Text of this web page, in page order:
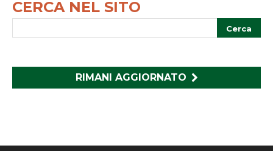
CERCA NEL SITO
RIMANI AGGIORNATO